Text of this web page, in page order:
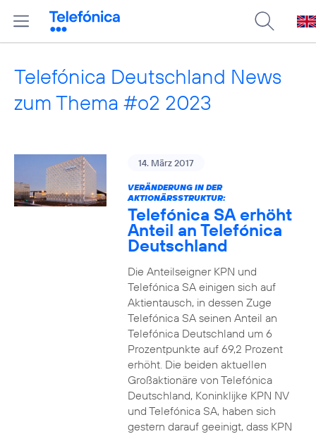
Telefónica Deutschland News
zum Thema #o2 2023
14. März 2017
VERÄNDERUNG IN DER
AKTIONÄRSSTRUKTUR:
Telefónica SA erhöht
Anteil an Telefónica
Deutschland
Die Anteilseigner KPN und
Telefónica SA einigen sich auf
Aktientausch, in dessen Zuge
Telefónica SA seinen Anteil an
Telefónica Deutschland um 6
Prozentpunkte auf 69,2 Prozent
erhöht. Die beiden aktuellen
Großaktionäre von Telefónica
Deutschland, Koninklijke KPN NV
und Telefónica SA, haben sich
gestern darauf geeinigt, dass KPN